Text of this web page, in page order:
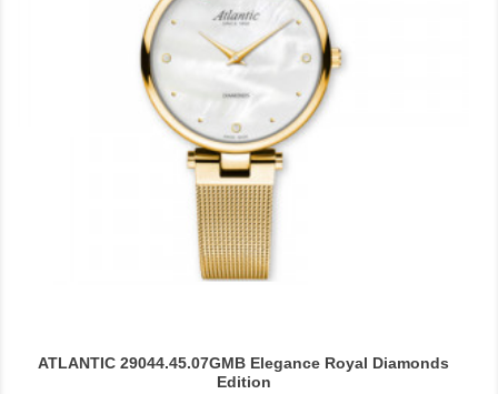
ATLANTIC 29044.45.07GMB Elegance Royal Diamonds
Edition